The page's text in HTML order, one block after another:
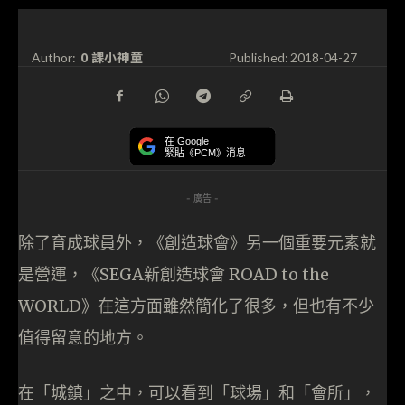
Author: 0 課小神童 Published:2018-04-27
在 Google
緊貼《PCM》消息
- 廣告 -
除了育成球員外，《創造球會》另一個重要元素就
是營運，《SEGA新創造球會 ROAD to the
WORLD》在這方面雖然簡化了很多，但也有不少
值得留意的地方。
在「城鎮」之中，可以看到「球場」和「會所」，